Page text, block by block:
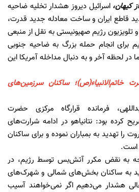
کیهان،اسرائیل دیروز هشدار تخلیه ضاحیه
قاطع ایران و ساخت معادله جدید قدرت،
رژیم صهیونیستی به نقل از منبعی
برای انجام حمله بزرگ به ضاحیه جنوبی
در لحظه آخر و به دنبال مداخله آمریکا این
خاتم‌الانبیاء(ص)؛ ساکنان سرزمین‌های
فرمانده قرارگاه مرکزی حضرت
کرده بود: نتانیاهو در ادامه شرارت‌های
را تهدید به بمباران نموده و برای ساکنان
است.
به نقض مکرر آتش‌بس توسط رژیم، در
به ساکنان بخش‌های شمالی و شهرک‌های
هشدار می‌دهیم اگر نمی‌خواهند آسیب